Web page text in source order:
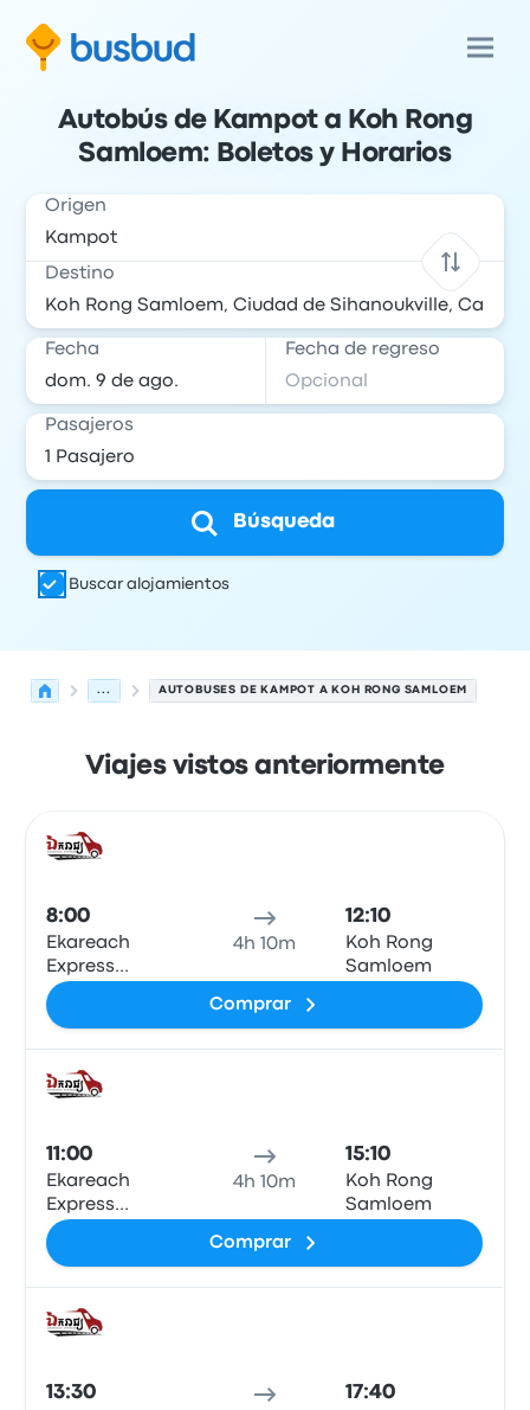
Autobús de Kampot a Koh Rong
Samloem: Boletos y Horarios
Origen
Destino
Fecha Fecha de regreso
Pasajeros
Búsqueda
Buscar alojamientos
... AUTOBUSES DE KAMPOT A KOH RONG SAMLOEM
Viajes vistos anteriormente
8:00
Ekareach
Express
Kampot Office
4h 10m
12:10
Koh Rong
Samloem
Comprar
11:00
Ekareach
Express
Kampot Office
4h 10m
15:10
Koh Rong
Samloem
Comprar
13:30 17:40